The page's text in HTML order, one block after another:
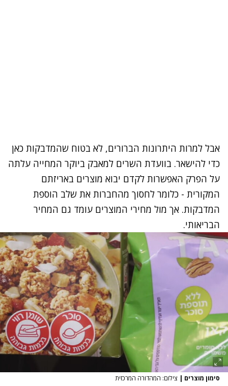
אבל למרות היתרונות הברורים, לא בטוח שהמדבקות כאן
כדי להישאר. בוועדת השרים למאבק ביוקר המחייה עלתה
על הפרק האפשרות לקדם יבוא מוצרים באריזתם
המקורית - כלומר לחסוך מהחברות את שלב הוספת
המדבקות. אך מול מחירי המוצרים עומד גם המחיר
הבריאותי.
סימון מוצרים | צילום: המהדורה המרכזית